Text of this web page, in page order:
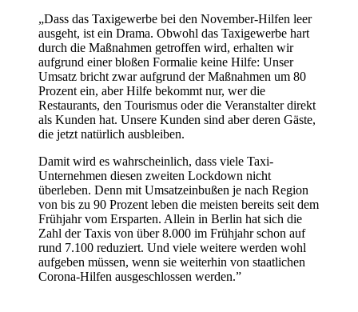
„Dass das Taxigewerbe bei den November-Hilfen leer
ausgeht, ist ein Drama. Obwohl das Taxigewerbe hart
durch die Maßnahmen getroffen wird, erhalten wir
aufgrund einer bloßen Formalie keine Hilfe: Unser
Umsatz bricht zwar aufgrund der Maßnahmen um 80
Prozent ein, aber Hilfe bekommt nur, wer die
Restaurants, den Tourismus oder die Veranstalter direkt
als Kunden hat. Unsere Kunden sind aber deren Gäste,
die jetzt natürlich ausbleiben.
Damit wird es wahrscheinlich, dass viele Taxi-
Unternehmen diesen zweiten Lockdown nicht
überleben. Denn mit Umsatzeinbußen je nach Region
von bis zu 90 Prozent leben die meisten bereits seit dem
Frühjahr vom Ersparten. Allein in Berlin hat sich die
Zahl der Taxis von über 8.000 im Frühjahr schon auf
rund 7.100 reduziert. Und viele weitere werden wohl
aufgeben müssen, wenn sie weiterhin von staatlichen
Corona-Hilfen ausgeschlossen werden.”